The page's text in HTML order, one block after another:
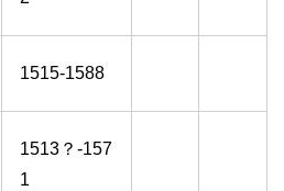
1515-1588
1513？-157
1